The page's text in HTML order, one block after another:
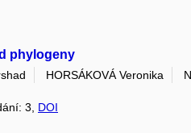
phylogeny
HORSÁKOVÁ Veronika
3, DOI